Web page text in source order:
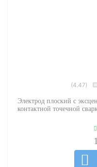
(4.47)
Электрод плоский с
контактной точечной